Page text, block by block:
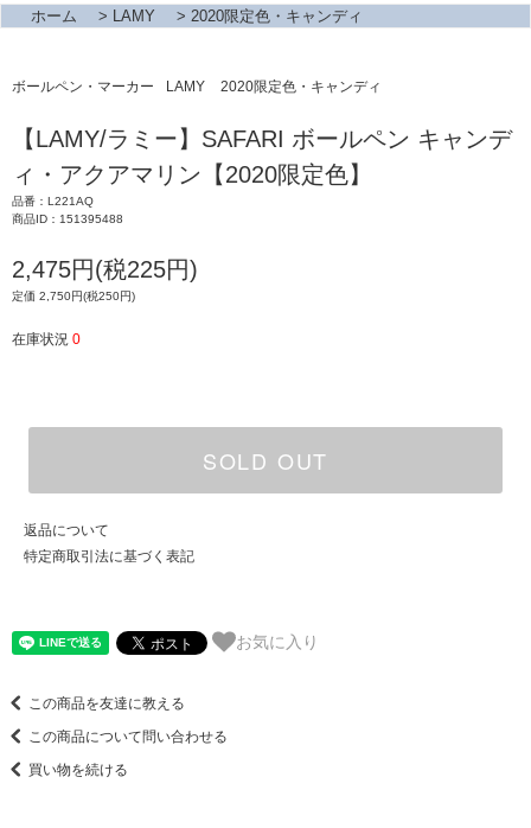
ホーム
> LAMY > 2020限定色・キャンディ
ボールペン・マーカー LAMY 2020限定色・キャンディ
【LAMY/ラミー】SAFARI ボールペン キャンデ
ィ・アクアマリン【2020限定色】
品番：L221AQ
商品ID：151395488
2,475円(税225円)
定価 2,750円(税250円)
在庫状況 0
SOLD OUT
返品について
特定商取引法に基づく表記
お気に入り
この商品を友達に教える
この商品について問い合わせる
買い物を続ける